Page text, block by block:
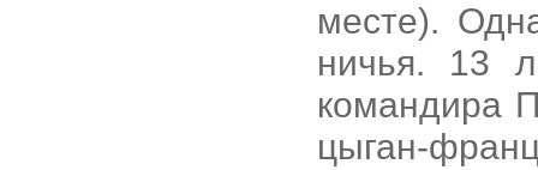
месте).
ничья. 13
командира
цыган-